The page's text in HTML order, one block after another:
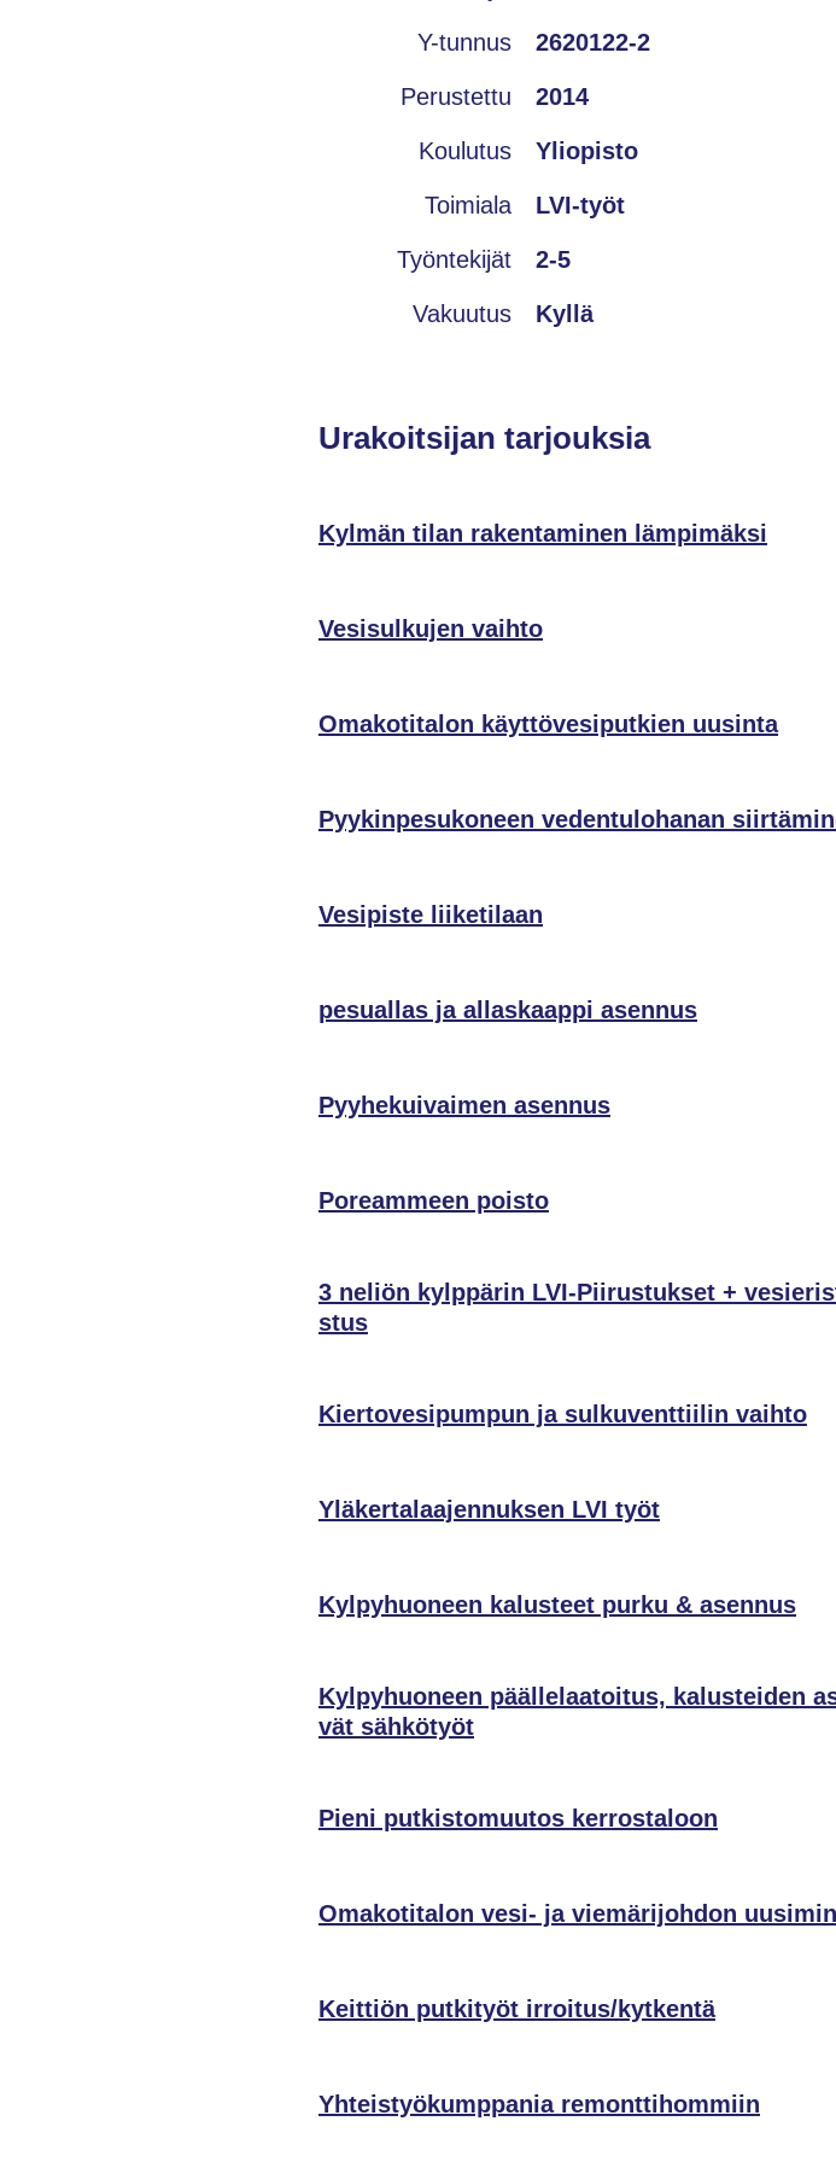
Y-tunnus 2620122-2
Perustettu 2014
Koulutus Yliopisto
Toimiala LVI-työt
Työntekijät 2-5
Vakuutus Kyllä
Urakoitsijan tarjouksia
Kylmän tilan rakentaminen lämpimäksi
Vesisulkujen vaihto
Omakotitalon käyttövesiputkien uusinta
Pyykinpesukoneen vedentulohanan
Vesipiste liiketilaan
pesuallas ja allaskaappi asennus
Pyyhekuivaimen asennus
Poreammeen poisto
3 neliön kylppärin LVI-Piirustukset +
stus
Kiertovesipumpun ja sulkuventtiilin vaihto
Yläkertalaajennuksen LVI työt
Kylpyhuoneen kalusteet purku & asennus
Kylpyhuoneen päällelaatoitus, kalusteiden
vät sähkötyöt
Pieni putkistomuutos kerrostaloon
Omakotitalon vesi- ja viemärijohdon
Keittiön putkityöt irroitus/kytkentä
Yhteistyökumppania remonttihommiin